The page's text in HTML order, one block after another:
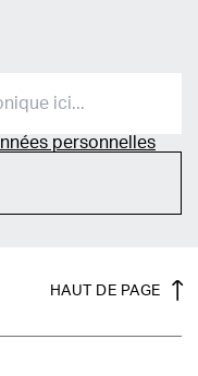
personnelles
HAUT DE PAGE